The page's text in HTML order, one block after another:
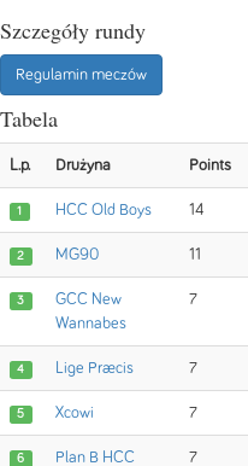
Szczegóły rundy
Regulamin meczów
Tabela
L.p. Drużyna Points
1 HCC Old Boys 14
2 MG90 11
3
GCC New
Wannabes
7
4 Lige Præcis 7
5 Xcowi 7
6 Plan B HCC 7